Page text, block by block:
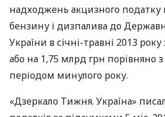
надходжень акцизного податку
бензину і дизпалива до
України в січні-травні 2013
або на 1,75 млрд грн порівняно
періодом минулого року.
«Дзеркало Тижня. Україна»